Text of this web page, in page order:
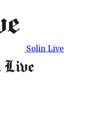
Solin Live